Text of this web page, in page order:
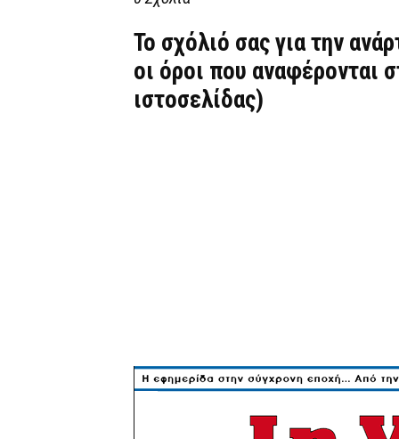
Το σχόλιό σας για την
οι όροι που αναφέρονται
ιστοσελίδας)